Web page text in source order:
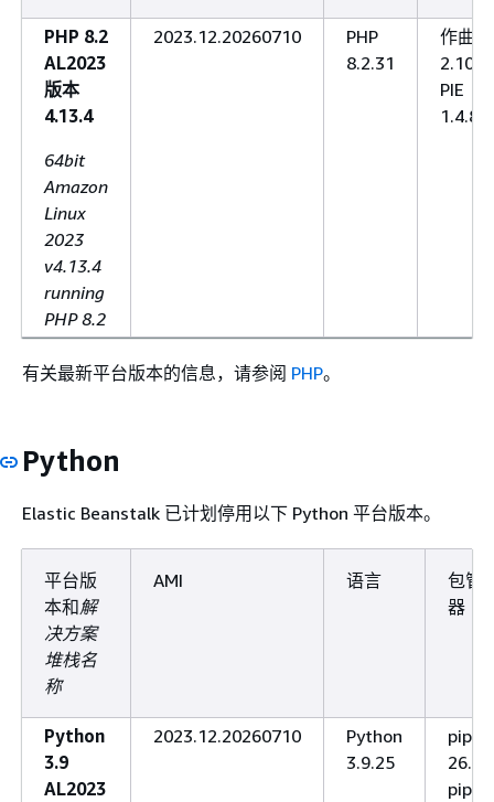
PHP 8.2
AL2023
版本
4.13.4
64bit
Amazon
Linux
2023
v4.13.4
running
PHP 8.2
2023.12.20260710
PHP
8.2.31
作曲家
2.10.2
PIE
1.4.8
有关最新平台版本的信息，请参阅 PHP。
Python
Elastic Beanstalk 已计划停用以下 Python 平台版本。
平台版
本和解
决方案
堆栈名
称
AMI 语言
包管
器
Python
3.9
AL2023
2023.12.20260710
Python
3.9.25
pip